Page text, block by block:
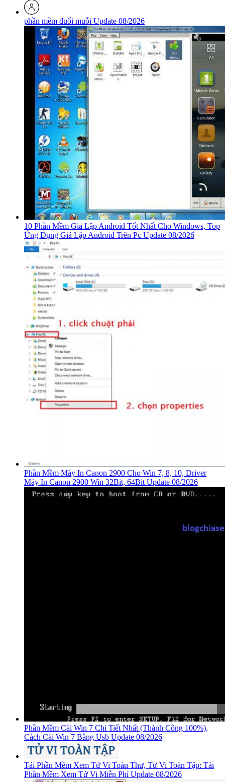
phần mềm đuổi muỗi Update 08/2026
10 Phần Mềm Giả Lập Android Tốt Nhất Cho Windows, Top
Ứng Dụng Giả Lập Android Trên Pc Update 08/2026
Phần Mềm Máy In Canon 2900 Cho Win 7, 8, 10, Driver
Máy In Canon 2900 Win 32Bit, 64Bit Update 08/2026
Phần Mềm Cài Win 7 Chi Tiết Nhất (Thành Công 100%),
Cách Cài Win 7 Bằng Usb Update 08/2026
Tải Phần Mềm Xem Tử Vi Toàn Thư, Tử Vi Toàn Tập: Tải
Phần Mềm Xem Tử Vi Miễn Phí Update 08/2026